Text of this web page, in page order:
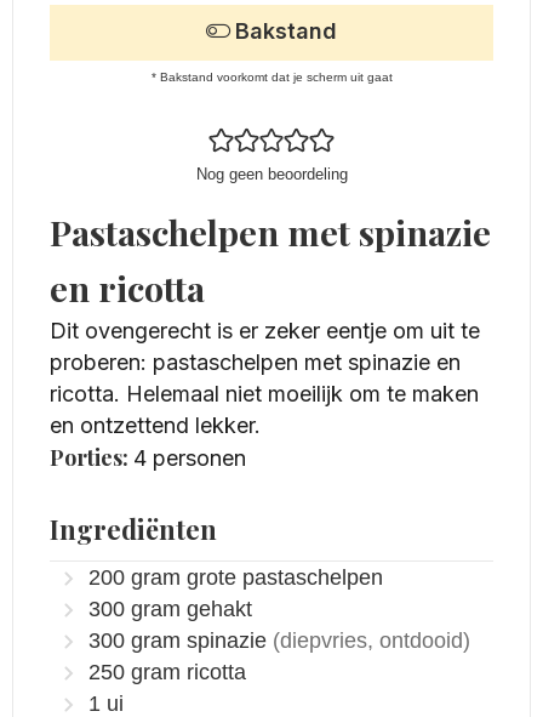
Nog geen beoordeling
Bakstand
* Bakstand voorkomt dat je scherm uit gaat
Pastaschelpen met spinazie
en ricotta
Dit ovengerecht is er zeker eentje om uit te
proberen: pastaschelpen met spinazie en
ricotta. Helemaal niet moeilijk om te maken
en ontzettend lekker.
Porties: 4 personen
Ingrediënten
200 gram grote pastaschelpen
300 gram gehakt
300 gram spinazie (diepvries, ontdooid)
250 gram ricotta
1 ui